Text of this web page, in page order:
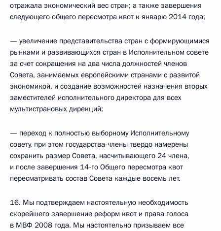
отражала экономический вес стран; а также завершения
следующего общего пересмотра квот к январю 2014 года;
— увеличение представительства стран с формирующимися
рынками и развивающихся стран в Исполнительном совете
за счет сокращения на два числа должностей членов
Совета, занимаемых европейскими странами с развитой
экономикой, и создание возможностей назначения вторых
заместителей исполнительного директора для всех
мультистрановых дирекций;
— переход к полностью выборному Исполнительному
совету, при этом государства-члены твердо намерены
сохранить размер Совета, насчитывающего 24 члена,
и после завершения 14-го Общего пересмотра квот
пересматривать состав Совета каждые восемь лет.
16. Мы подтверждаем настоятельную необходимость
скорейшего завершение реформ квот и права голоса
в МВФ 2008 года. Мы настоятельно призываем все